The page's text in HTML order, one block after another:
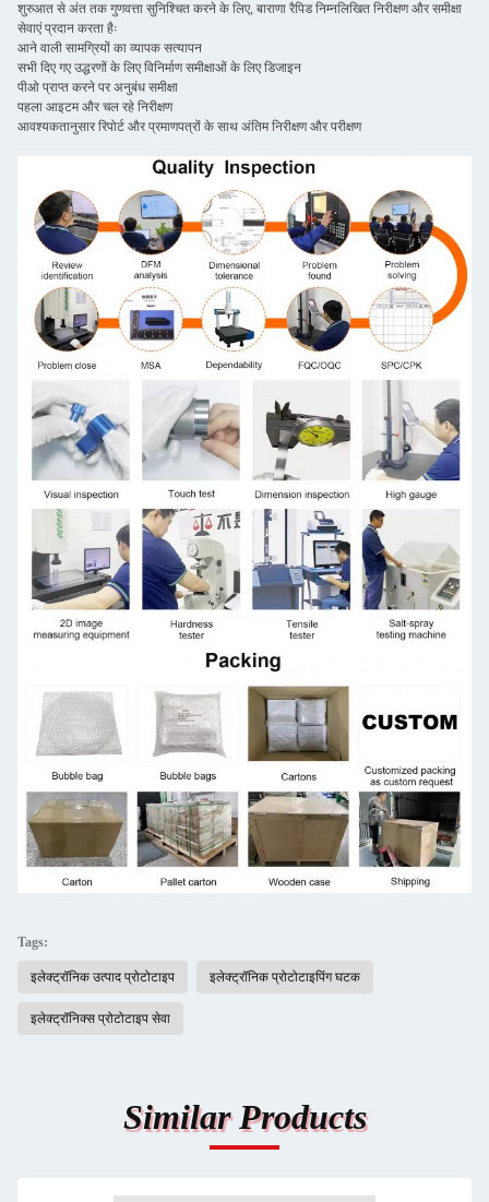
शुरुआत से अंत तक गुणवत्ता सुनिश्चित करने के लिए, बाराणा रैपिड निम्नलिखित निरीक्षण और समीक्षा
सेवाएं प्रदान करता हैः
आने वाली सामग्रियों का व्यापक सत्यापन
सभी दिए गए उद्धरणों के लिए विनिर्माण समीक्षाओं के लिए डिजाइन
पीओ प्राप्त करने पर अनुबंध समीक्षा
पहला आइटम और चल रहे निरीक्षण
आवश्यकतानुसार रिपोर्ट और प्रमाणपत्रों के साथ अंतिम निरीक्षण और परीक्षण
Tags:
इलेक्ट्रॉनिक उत्पाद प्रोटोटाइप इलेक्ट्रॉनिक प्रोटोटाइपिंग घटक
इलेक्ट्रॉनिक्स प्रोटोटाइप सेवा
Similar Products